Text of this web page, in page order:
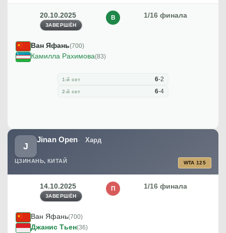
20.10.2025
ЗАВЕРШЁН
1/16 финала
В
Ван Яфань(700)
Камилла Рахимова(83)
1-й сет 6-2
2-й сет 6-4
J
Jinan Open Хард
ЦЗИНАНЬ, КИТАЙ WTA 125
14.10.2025
ЗАВЕРШЁН
1/16 финала
П
Ван Яфань(700)
Джанис Тьен(36)